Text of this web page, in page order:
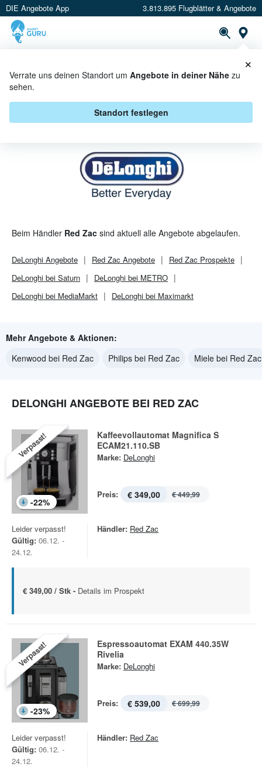
DIE Angebote App 3.813.895 Flugblätter & Angebote
Verrate uns deinen Standort um Angebote in deiner Nähe zu
sehen.
Standort festlegen
×
DELONGHI BEI RED ZAC -
ANGEBOTE & AKTIONEN
Beim Händler Red Zac sind aktuell alle Angebote abgelaufen.
DeLonghi Angebote Red Zac Angebote Red Zac Prospekte
DeLonghi bei Saturn
DeLonghi bei METRO
DeLonghi bei MediaMarkt
DeLonghi bei Maximarkt
Mehr Angebote & Aktionen:
Kenwood bei Red Zac
Philips bei Red Zac Miele bei Red Zac
DELONGHI ANGEBOTE BEI RED ZAC
Verpasst!
-22%
Kaffeevollautomat Magnifica S
ECAM21.110.SB
Marke: DeLonghi
Preis: € 349,00 € 449,99
Leider verpasst!
Gültig: 06.12. -
24.12.
Händler: Red Zac
€ 349,00 / Stk - Details im Prospekt
Verpasst!
-23%
Espressoautomat EXAM 440.35W
Rivelia
Marke: DeLonghi
Preis: € 539,00 € 699,99
Leider verpasst!
Gültig: 06.12. -
24.12.
Händler: Red Zac